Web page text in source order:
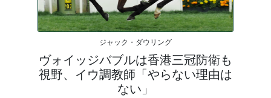
ジャック・ダウリング
ヴォイッジバブルは香港三冠防衛も
視野、イウ調教師「やらない理由は
ない」